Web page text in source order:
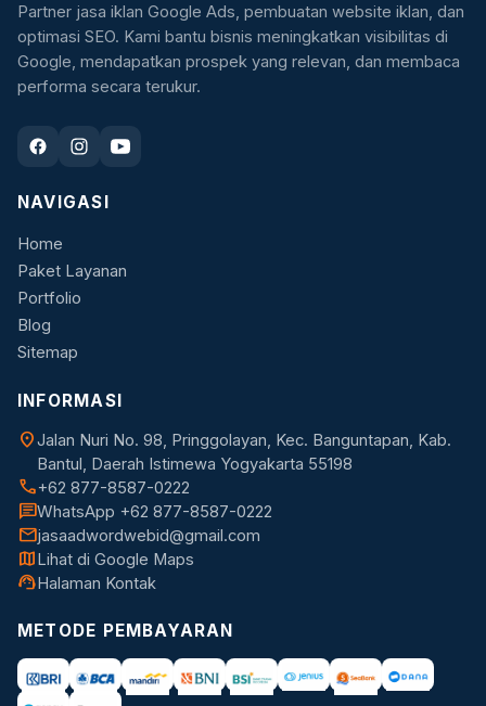
Partner jasa iklan Google Ads, pembuatan website iklan, dan
optimasi SEO. Kami bantu bisnis meningkatkan visibilitas di
Google, mendapatkan prospek yang relevan, dan membaca
performa secara terukur.
NAVIGASI
Home
Paket Layanan
Portfolio
Blog
Sitemap
INFORMASI
location_onJalan Nuri No. 98, Pringgolayan, Kec. Banguntapan, Kab.
Bantul, Daerah Istimewa Yogyakarta 55198
call+62 877-8587-0222
chatWhatsApp +62 877-8587-0222
mailjasaadwordwebid@gmail.com
mapLihat di Google Maps
support_agentHalaman Kontak
METODE PEMBAYARAN